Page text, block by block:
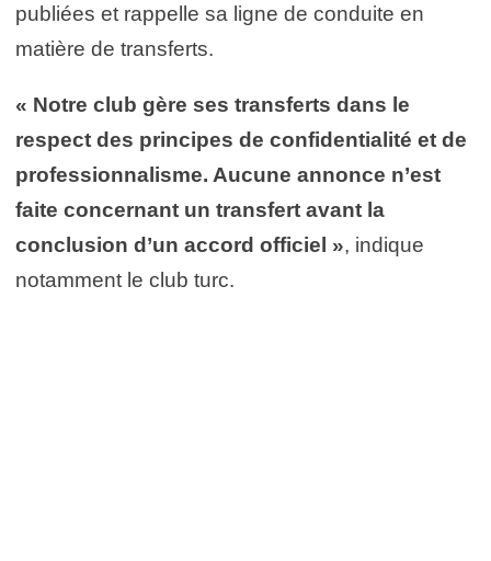
publiées et rappelle sa ligne de conduite en
matière de transferts.
« Notre club gère ses transferts dans le
respect des principes de confidentialité et de
professionnalisme. Aucune annonce n’est
faite concernant un transfert avant la
conclusion d’un accord officiel », indique
notamment le club turc.